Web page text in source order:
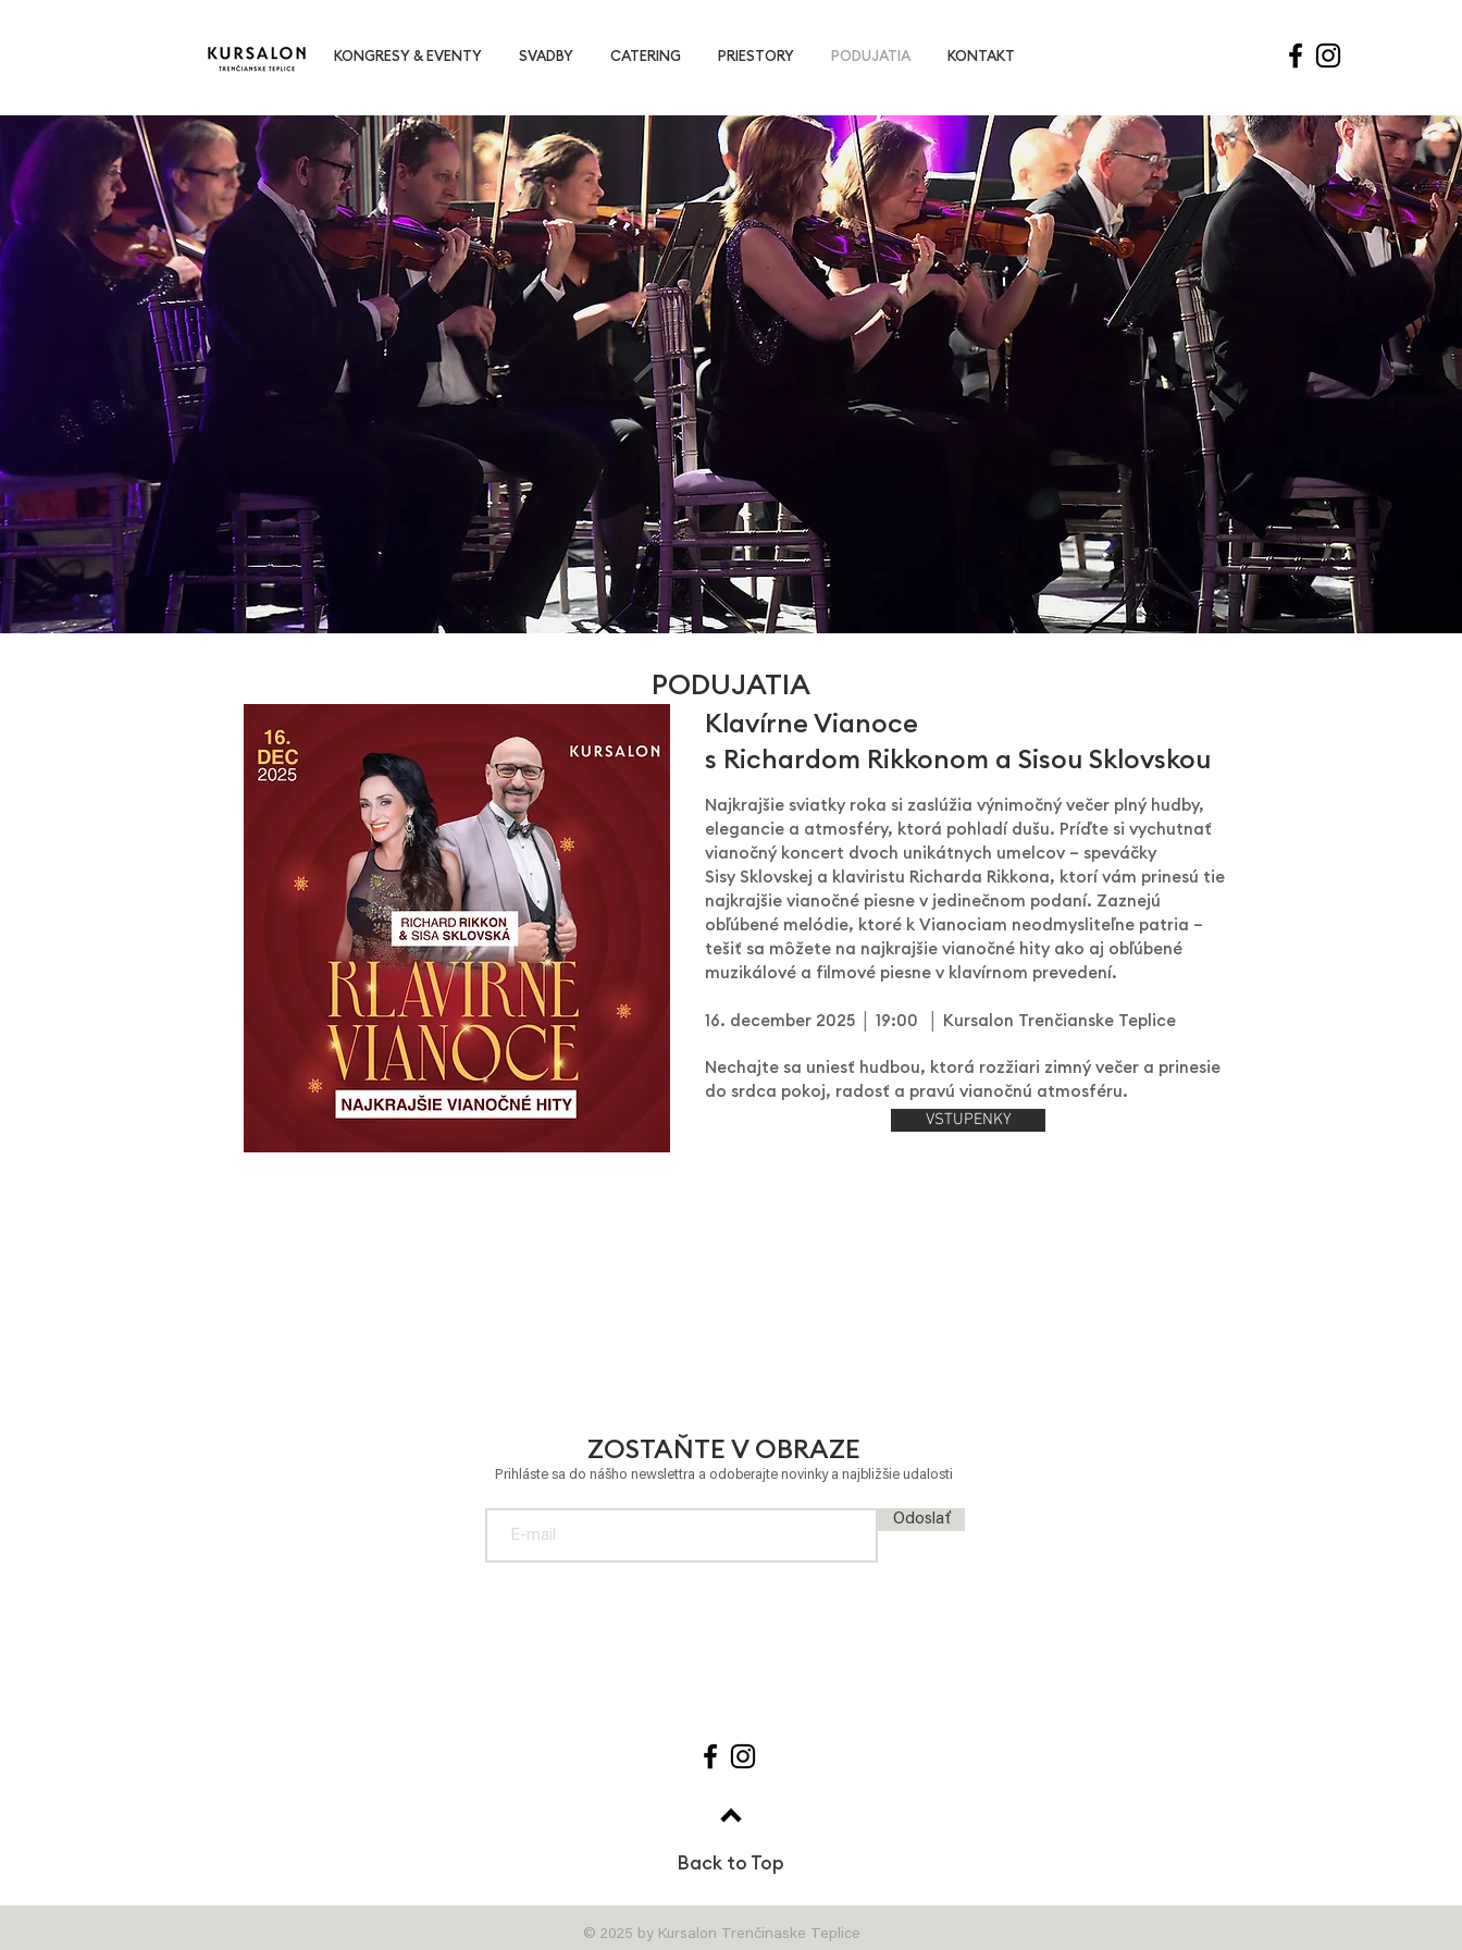
KONGRESY & EVENTY SVADBY CATERING PRIESTORY PODUJATIA KONTAKT
PODUJATIA
Klavírne Vianoce
s Richardom Rikkonom a Sisou Sklovskou
Najkrajšie sviatky roka si zaslúžia výnimočný večer plný hudby,
elegancie a atmosféry, ktorá pohladí dušu. Príďte si vychutnať
vianočný koncert dvoch unikátnych umelcov – speváčky
Sisy Sklovskej a klaviristu Richarda Rikkona, ktorí vám prinesú tie
najkrajšie vianočné piesne v jedinečnom podaní. Zaznejú
obľúbené melódie, ktoré k Vianociam neodmysliteľne patria –
tešiť sa môžete na najkrajšie vianočné hity ako aj obľúbené
muzikálové a filmové piesne v klavírnom prevedení.
16. december 2025 │ 19:00 │ Kursalon Trenčianske Teplice
Nechajte sa uniesť hudbou, ktorá rozžiari zimný večer a prinesie
do srdca pokoj, radosť a pravú vianočnú atmosféru.
VSTUPENKY
ZOSTAŇTE V OBRAZE
Prihláste sa do nášho newslettra a odoberajte novinky a najbližšie udalosti
Odoslať
Back to Top
© 2025 by Kursalon Trenčinaske Teplice